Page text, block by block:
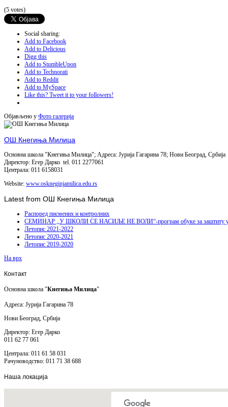
(5 votes)
Social sharing:
Add to Facebook
Add to Delicious
Digg this
Add to StumbleUpon
Add to Technorati
Add to Reddit
Add to MySpace
Like this? Tweet it to your followers!
Објављено у Фото галерија
ОШ Кнегиња Милица
Основна школа "Кнегиња Милица"; Адреса: Јурија Гагарина 78; Нови Београд, Србија
Директор: Егер Дарко tel. 011 2277061
Централа: 011 6158031
Website: www.oskneginjamilica.edu.rs
Latest from ОШ Кнегиња Милица
Распоред писмених и контролних
СЕМИНАР ,,У ШКОЛИ СЕ НАСИЉЕ НЕ ВОЛИ“-програм обуке за заштиту
Летопис 2021-2022
Летопис 2020-2021
Летопис 2019-2020
На врх
Контакт
Основна школа "Кнегиња Милица"
Адреса: Јурија Гагарина 78
Нови Београд, Србија
Директор: Егер Дарко
011 62 77 061
Централа: 011 61 58 031
Рачуноводство: 011 71 38 688
Наша локација